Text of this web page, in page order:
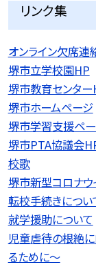
リンク集
オンライン欠席連
堺市立学校園HP
堺市教育センター
堺市ホームページ
堺市学習支援ペ
堺市PTA協議会
校歌
堺市新型コロナ
転校手続きについ
就学援助について
児童虐待の根絶
るために〜